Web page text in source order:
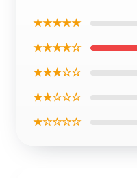
★★★★★
★★★★☆
★★★☆☆
★★☆☆☆
★☆☆☆☆